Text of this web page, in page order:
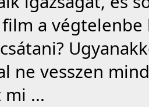
a
ne vesszen
...